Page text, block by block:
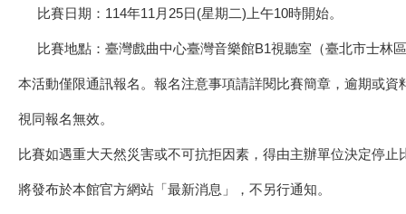
比賽日期：114年11月25日(星期二)上午10時開始。
比賽地點：臺灣戲曲中心臺灣音樂館B1視聽室（臺北市士林
本活動僅限通訊報名。報名注意事項請詳閱比賽簡章，逾期或資
視同報名無效。
比賽如遇重大天然災害或不可抗拒因素，得由主辦單位決定停止
將發布於本館官方網站「最新消息」，不另行通知。